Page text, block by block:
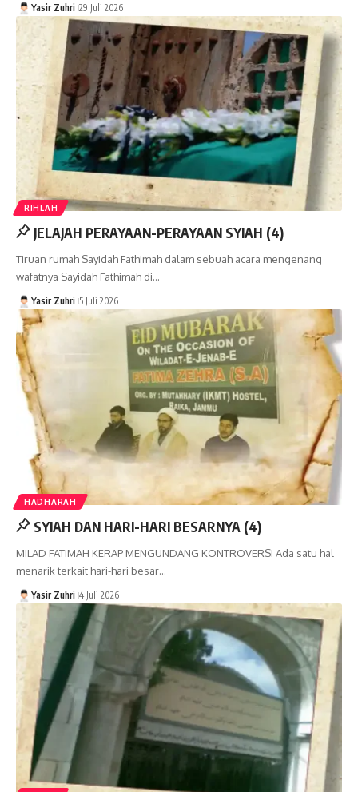
Yasir Zuhri 29 Juli 2026
RIHLAH
JELAJAH PERAYAAN-PERAYAAN SYIAH (4)
Tiruan rumah Sayidah Fathimah dalam sebuah acara mengenang
wafatnya Sayidah Fathimah di…
Yasir Zuhri 5 Juli 2026
HADHARAH
SYIAH DAN HARI-HARI BESARNYA (4)
MILAD FATIMAH KERAP MENGUNDANG KONTROVERSI Ada satu hal
menarik terkait hari-hari besar…
Yasir Zuhri 4 Juli 2026